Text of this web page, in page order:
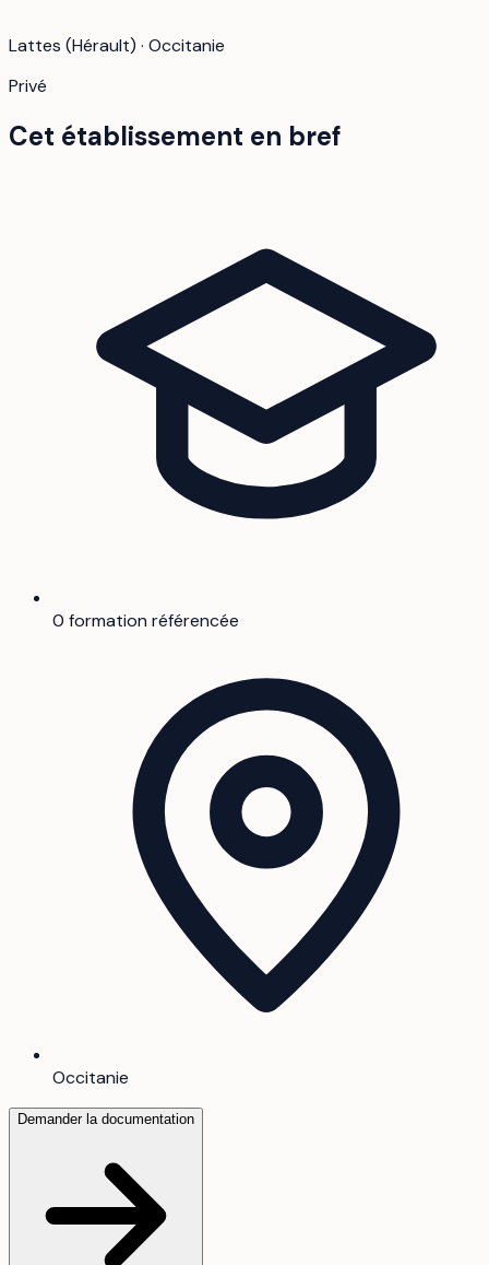
Lattes (Hérault) · Occitanie
Privé
Cet établissement en bref
0 formation référencée
Occitanie
Demander la documentation